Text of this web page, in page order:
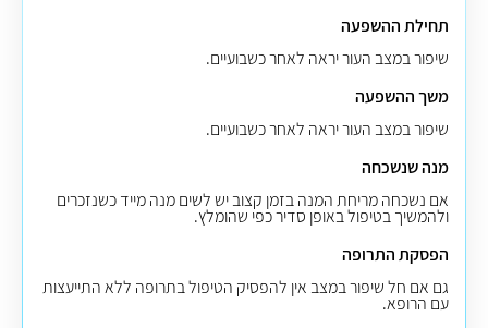
תחילת ההשפעה
שיפור במצב העור יראה לאחר כשבועיים.
משך ההשפעה
שיפור במצב העור יראה לאחר כשבועיים.
מנה שנשכחה
אם נשכחה מריחת המנה בזמן קצוב יש לשים מנה מייד כשנזכרים
ולהמשיך בטיפול באופן סדיר כפי שהומלץ.
הפסקת התרופה
גם אם חל שיפור במצב אין להפסיק הטיפול בתרופה ללא התייעצות
עם הרופא.